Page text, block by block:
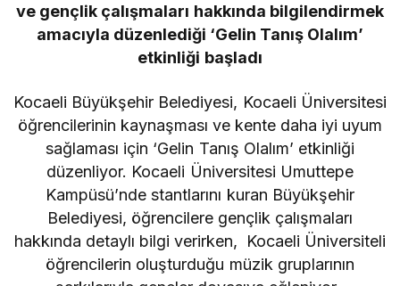
ve gençlik çalışmaları hakkında bilgilendirmek
amacıyla düzenlediği ‘Gelin Tanış Olalım’
etkinliği başladı
Kocaeli Büyükşehir Belediyesi, Kocaeli Üniversitesi
öğrencilerinin kaynaşması ve kente daha iyi uyum
sağlaması için ‘Gelin Tanış Olalım’ etkinliği
düzenliyor. Kocaeli Üniversitesi Umuttepe
Kampüsü’nde stantlarını kuran Büyükşehir
Belediyesi, öğrencilere gençlik çalışmaları
hakkında detaylı bilgi verirken, Kocaeli Üniversiteli
öğrencilerin oluşturduğu müzik gruplarının